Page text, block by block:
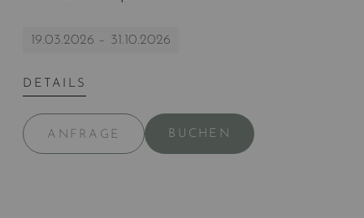
19.03.2026 – 31.10.2026
DETAILS
ANFRAGE BUCHEN